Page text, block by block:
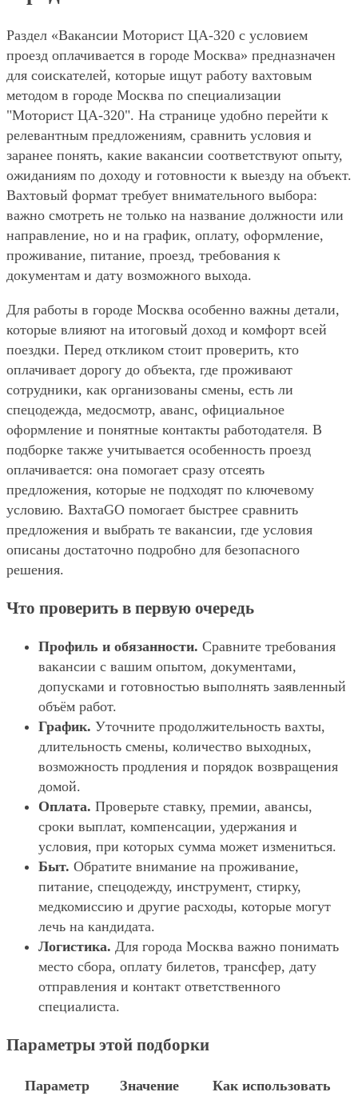
Раздел «Вакансии Моторист ЦА-320 с условием
проезд оплачивается в городе Москва» предназначен
для соискателей, которые ищут работу вахтовым
методом в городе Москва по специализации
"Моторист ЦА-320". На странице удобно перейти к
релевантным предложениям, сравнить условия и
заранее понять, какие вакансии соответствуют опыту,
ожиданиям по доходу и готовности к выезду на объект.
Вахтовый формат требует внимательного выбора:
важно смотреть не только на название должности или
направление, но и на график, оплату, оформление,
проживание, питание, проезд, требования к
документам и дату возможного выхода.
Для работы в городе Москва особенно важны детали,
которые влияют на итоговый доход и комфорт всей
поездки. Перед откликом стоит проверить, кто
оплачивает дорогу до объекта, где проживают
сотрудники, как организованы смены, есть ли
спецодежда, медосмотр, аванс, официальное
оформление и понятные контакты работодателя. В
подборке также учитывается особенность проезд
оплачивается: она помогает сразу отсеять
предложения, которые не подходят по ключевому
условию. ВахтаGO помогает быстрее сравнить
предложения и выбрать те вакансии, где условия
описаны достаточно подробно для безопасного
решения.
Что проверить в первую очередь
Профиль и обязанности. Сравните требования
вакансии с вашим опытом, документами,
допусками и готовностью выполнять заявленный
объём работ.
График. Уточните продолжительность вахты,
длительность смены, количество выходных,
возможность продления и порядок возвращения
домой.
Оплата. Проверьте ставку, премии, авансы,
сроки выплат, компенсации, удержания и
условия, при которых сумма может измениться.
Быт. Обратите внимание на проживание,
питание, спецодежду, инструмент, стирку,
медкомиссию и другие расходы, которые могут
лечь на кандидата.
Логистика. Для города Москва важно понимать
место сбора, оплату билетов, трансфер, дату
отправления и контакт ответственного
специалиста.
Параметры этой подборки
Параметр Значение Как использовать